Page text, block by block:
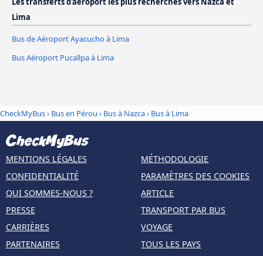
Lima
Bus de Aéroport Ayacucho à Lima
Bus Aéroport Pucallpa à Lima
CheckMyBus› Bus en Pérou › Bus à Nazca› Bus à Lima
MENTIONS LÉGALES
CONFIDENTIALITÉ
QUI SOMMES-NOUS ?
PRESSE
CARRIÈRES
PARTENAIRES
MÉTHODOLOGIE
PARAMÈTRES DES COOKIES
ARTICLE
TRANSPORT PAR BUS
VOYAGE
TOUS LES PAYS